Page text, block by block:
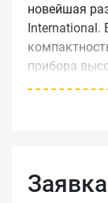
новейшая
International.
прибора
надежность
измерений
для